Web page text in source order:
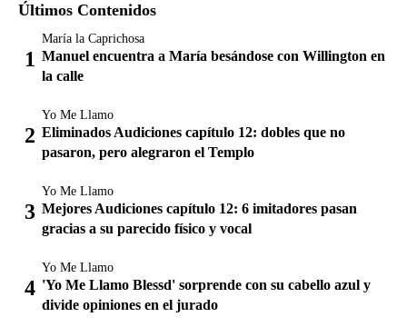
Últimos Contenidos
María la Caprichosa
Manuel encuentra a María besándose con Willington en
la calle
Yo Me Llamo
Eliminados Audiciones capítulo 12: dobles que no
pasaron, pero alegraron el Templo
Yo Me Llamo
Mejores Audiciones capítulo 12: 6 imitadores pasan
gracias a su parecido físico y vocal
Yo Me Llamo
'Yo Me Llamo Blessd' sorprende con su cabello azul y
divide opiniones en el jurado